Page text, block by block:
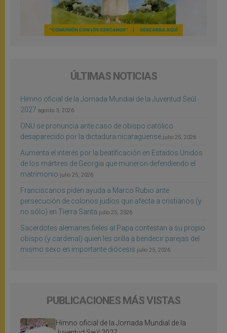
ÚLTIMAS NOTICIAS
Himno oficial de la Jornada Mundial de la Juventud Seúl
2027 agosto 3, 2026
ONU se pronuncia ante caso de obispo católico
desaparecido por la dictadura nicaragüense julio 25, 2026
Aumenta el interés por la beatificación en Estados Unidos
de los mártires de Georgia que murieron defendiendo el
matrimonio julio 25, 2026
Franciscanos piden ayuda a Marco Rubio ante
persecución de colonos judíos que afecta a cristianos (y
no sólo) en Tierra Santa julio 25, 2026
Sacerdotes alemanes fieles al Papa contestan a su propio
obispo (y cardenal) quien les orilla a bendecir parejas del
mismo sexo en importante diócesis julio 25, 2026
PUBLICACIONES MÁS VISTAS
Himno oficial de la Jornada Mundial de la